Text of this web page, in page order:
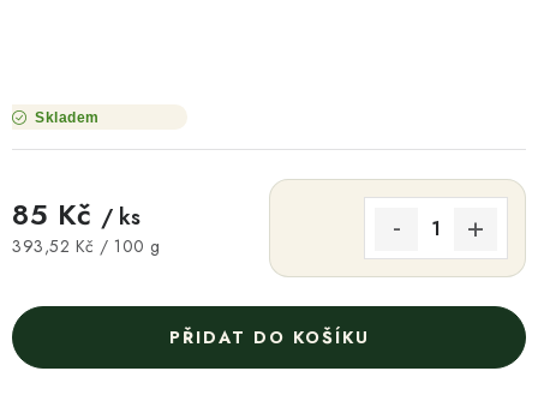
Skladem
85 Kč / ks
Měrná cena:
393,52 Kč / 100 g
PŘIDAT DO KOŠÍKU